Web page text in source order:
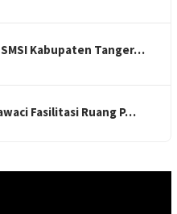
Kabupaten Tanger…
Fasilitasi Ruang P…